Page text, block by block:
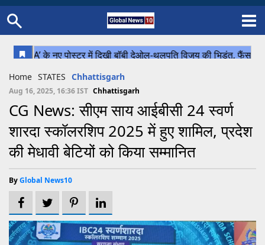
Uttar Pradesh
Chhattisgarh
Bihar
Uttrakhand
Cricket
Football
Home STATES Chhattisgarh
Aug 16, 2025, 16:36 IST Chhattisgarh
CG News: सीएम साय आईबीसी 24 स्वर्ण
शारदा स्कॉलरशिप 2025 में हुए शामिल, प्रदेश
की मेधावी बेटियों को किया सम्मानित
ByGlobal News10